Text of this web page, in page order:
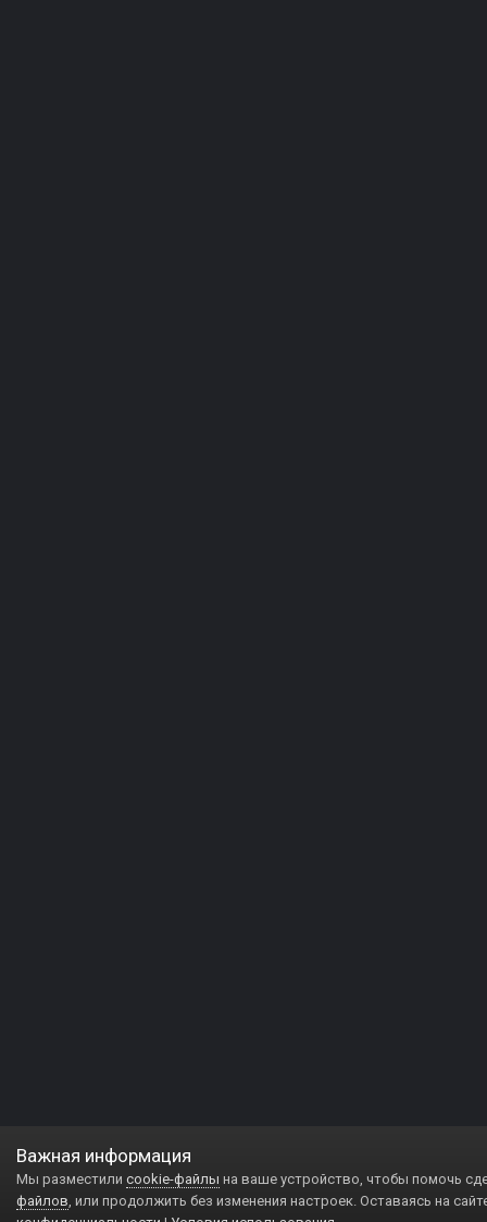
Важная информация
Мы разместили cookie-файлы на ваше устройство, чтобы помочь
файлов, или продолжить без изменения настроек. Оставаясь на